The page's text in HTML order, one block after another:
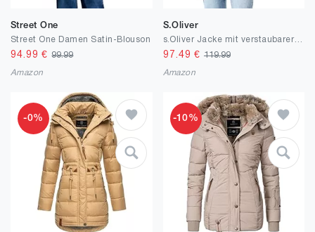
Street One
Street One Damen Satin-Blouson
94.99 €99.99
Amazon
S.Oliver
s.Oliver Jacke mit verstaubarer Kapuze
97.49 € 119.99
Amazon
-0% -10%